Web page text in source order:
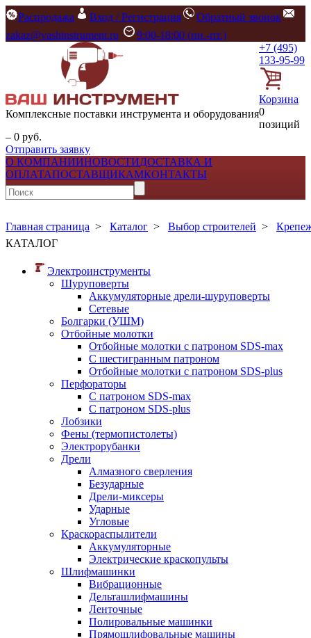
Распродажа Вход / Регистрация
Обратный звонок
zakaz@vashinstrument.ru
9:00-18:00 (пн.-пт.)
Комплексные поставки инструмента и оборудования
+7 (495)
133-95-99
Корзина
0
позиций
– 0 руб.
Отправить заявку
О КОМПАНИИНОВОСТИДОСТАВКА И
ОПЛАТАПОСТАВЩИКАМКОНТАКТЫ
Главная страница > Каталог > Выбор строителей >
КАТАЛОГ
Электроинструменты
Шуруповерты
Аккумуляторные дрели-шуруповерты
Сетевые
Болгарки (УШМ)
Отбойные молотки
Отбойные молотки с патроном SDS-max
С шестигранным патроном
Отбойные молотки с патроном SDS-plus
Перфораторы
С патроном SDS-max
С патроном SDS-plus
Лобзики
Фены (термопистолеты)
Электрорубанки
Дрели
Алмазного сверления
Безударные
Дрели-миксеры
Ударные
Угловые
Краскораспылители
Аккумуляторные
Электрические краскопульты
Шлифмашинки
Вибрационные
Дельташлифмашины
Ленточные
Полировальные машинки
Прямошлифовальные машины